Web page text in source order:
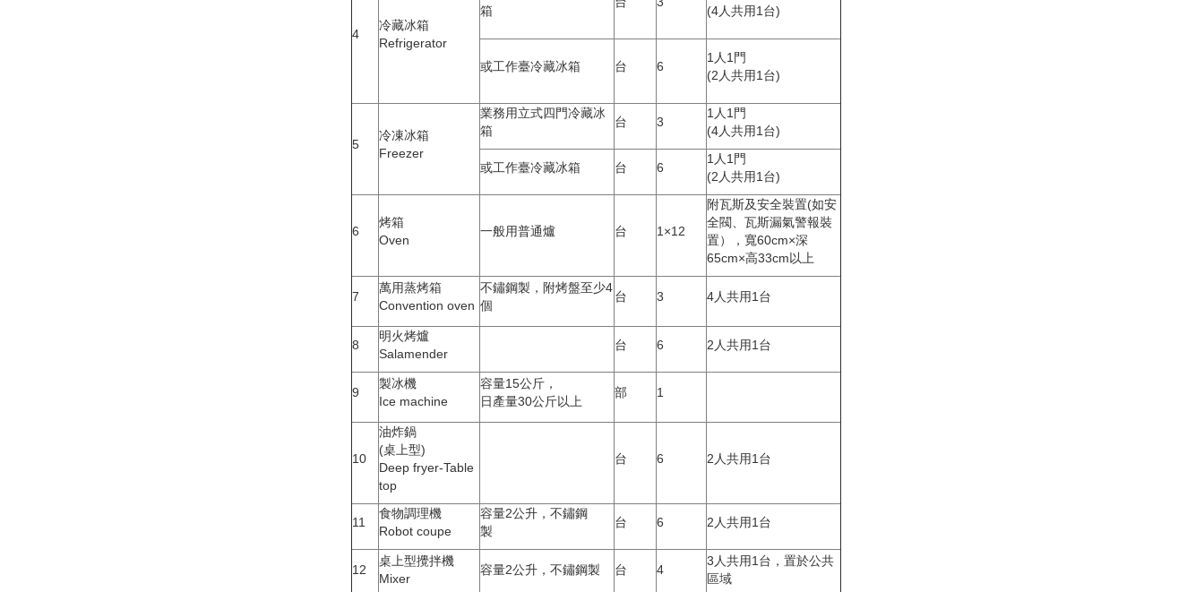
4
冷藏冰箱
Refrigerator
箱
(4人共用1台)
或工作臺冷藏冰箱 台 6
1人1門
(2人共用1台)
5
冷凍冰箱
Freezer
業務用立式四門冷藏冰
箱
台 3
1人1門
(4人共用1台)
或工作臺冷藏冰箱 台 6
1人1門
(2人共用1台)
6
烤箱
Oven
一般用普通爐 台 1×12
附瓦斯及安全裝置(如安
全閥、瓦斯漏氣警報裝
置），寬60cm×深
65cm×高33cm以上
7
萬用蒸烤箱
Convention oven
不鏽鋼製，附烤盤至少4
個
台 3 4人共用1台
8
明火烤爐
Salamender
台 6 2人共用1台
9
製冰機
Ice machine
容量15公斤，
日產量30公斤以上
部 1
10
油炸鍋
(桌上型)
Deep fryer-Table
top
台 6 2人共用1台
11
食物調理機
Robot coupe
容量2公升，不鏽鋼
製
台 6 2人共用1台
12
桌上型攪拌機
Mixer
容量2公升，不鏽鋼製 台 4
3人共用1台，置於公共
區域